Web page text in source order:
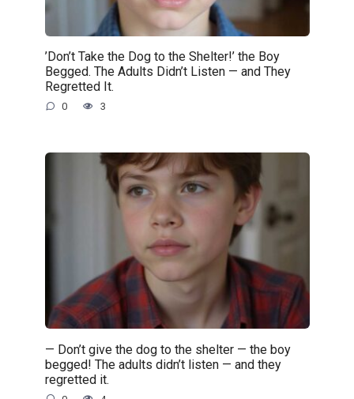
’Don’t Take the Dog to the Shelter!’ the Boy
Begged. The Adults Didn’t Listen — and They
Regretted It.
0 3
— Don’t give the dog to the shelter — the boy
begged! The adults didn’t listen — and they
regretted it.